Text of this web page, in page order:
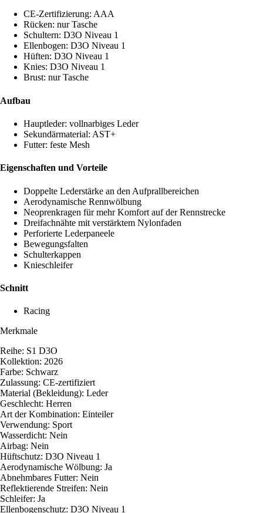
CE-Zertifizierung: AAA
Rücken: nur Tasche
Schultern: D3O Niveau 1
Ellenbogen: D3O Niveau 1
Hüften: D3O Niveau 1
Knies: D3O Niveau 1
Brust: nur Tasche
Aufbau
Hauptleder: vollnarbiges Leder
Sekundärmaterial: AST+
Futter: feste Mesh
Eigenschaften und Vorteile
Doppelte Lederstärke an den Aufprallbereichen
Aerodynamische Rennwölbung
Neoprenkragen für mehr Komfort auf der Rennstrecke
Dreifachnähte mit verstärktem Nylonfaden
Perforierte Lederpaneele
Bewegungsfalten
Schulterkappen
Knieschleifer
Schnitt
Racing
Merkmale
Reihe: S1 D3O
Kollektion: 2026
Farbe: Schwarz
Zulassung: CE-zertifiziert
Material (Bekleidung): Leder
Geschlecht: Herren
Art der Kombination: Einteiler
Verwendung: Sport
Wasserdicht: Nein
Airbag: Nein
Hüftschutz: D3O Niveau 1
Aerodynamische Wölbung: Ja
Abnehmbares Futter: Nein
Reflektierende Streifen: Nein
Schleifer: Ja
Ellenbogenschutz: D3O Niveau 1